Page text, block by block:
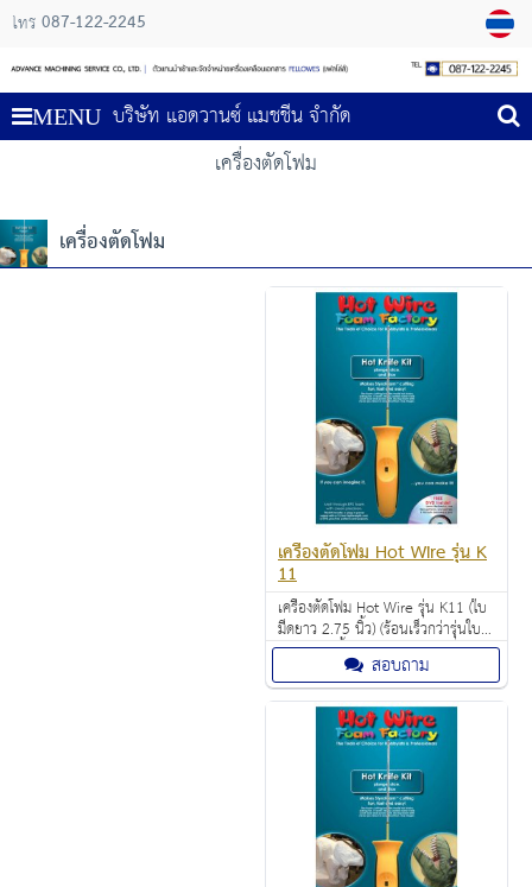
โทร 087-122-2245
MENU บริษัท แอดวานซ์ แมชชีน จำกัด
เครื่องตัดโฟม
เครื่องตัดโฟม
เครื่องตัดโฟม Hot Wire รุ่น K
11
เครื่องตัดโฟม Hot Wire รุ่น K11 (ใบ
มีดยาว 2.75 นิ้ว) (ร้อนเร็วกว่ารุ่นใบ
มีดยาว 4 นิ้ว) ราคา 1,880.00 บาท
เหมาะสำหรับ งานโรงเรียน งาน
อดิเรก งานฝีมือ งานเทศกาล งาน DIY
สอบถาม